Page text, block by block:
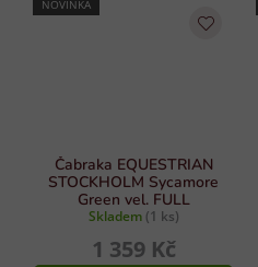
NOVINKA
Čabraka EQUESTRIAN
STOCKHOLM Sycamore
Green vel. FULL
Skladem (1 ks)
1 359 Kč